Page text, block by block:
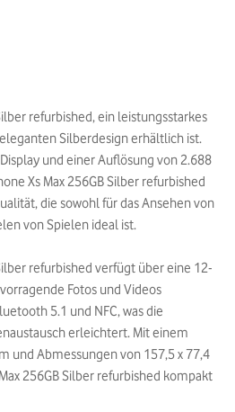
refurbished, ein leistungsstarkes
Silberdesign erhältlich ist.
und einer Auflösung von 2.688
Xs Max 256GB Silber refurbished
die sowohl für das Ansehen von
von Spielen ideal ist.
refurbished verfügt über eine 12-
Fotos und Videos
5.1 und NFC, was die
erleichtert. Mit einem
und Abmessungen von 157,5 x 77,4
256GB Silber refurbished kompakt